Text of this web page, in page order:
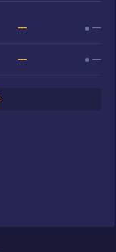
— ● —
— ● —